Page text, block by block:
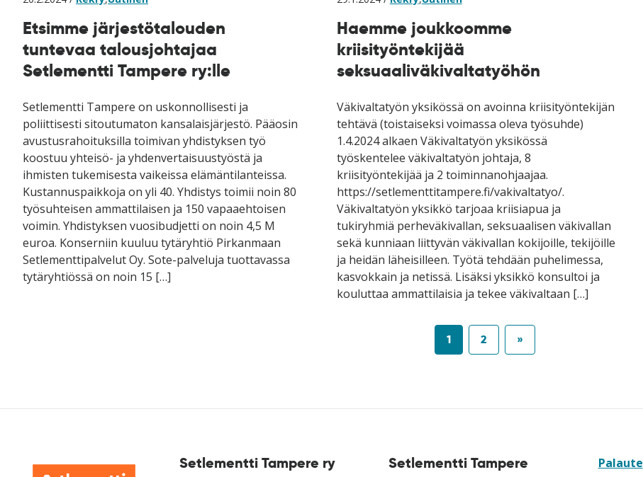
Etsimme järjestötalouden
tuntevaa talousjohtajaa
Setlementti Tampere ry:lle
Setlementti Tampere on uskonnollisesti ja
poliittisesti sitoutumaton kansalaisjärjestö. Pääosin
avustusrahoituksilla toimivan yhdistyksen työ
koostuu yhteisö- ja yhdenvertaisuustyöstä ja
ihmisten tukemisesta vaikeissa elämäntilanteissa.
Kustannuspaikkoja on yli 40. Yhdistys toimii noin 80
työsuhteisen ammattilaisen ja 150 vapaaehtoisen
voimin. Yhdistyksen vuosibudjetti on noin 4,5 M
euroa. Konserniin kuuluu tytäryhtiö Pirkanmaan
Setlementtipalvelut Oy. Sote-palveluja tuottavassa
tytäryhtiössä on noin 15 […]
Haemme joukkoomme
kriisityöntekijää
seksuaaliväkivaltatyöhön
Väkivaltatyön yksikössä on avoinna kriisityöntekijän
tehtävä (toistaiseksi voimassa oleva työsuhde)
1.4.2024 alkaen Väkivaltatyön yksikössä
työskentelee väkivaltatyön johtaja, 8
kriisityöntekijää ja 2 toiminnanohjaajaa.
https://setlementtitampere.fi/vakivaltatyo/.
Väkivaltatyön yksikkö tarjoaa kriisiapua ja
tukiryhmiä perheväkivallan, seksuaalisen väkivallan
sekä kunniaan liittyvän väkivallan kokijoille, tekijöille
ja heidän läheisilleen. Työtä tehdään puhelimessa,
kasvokkain ja netissä. Lisäksi yksikkö konsultoi ja
kouluttaa ammattilaisia ja tekee väkivaltaan […]
1 2 »
Setlementti Tampere ry
Setlementti Tampere
Palaute